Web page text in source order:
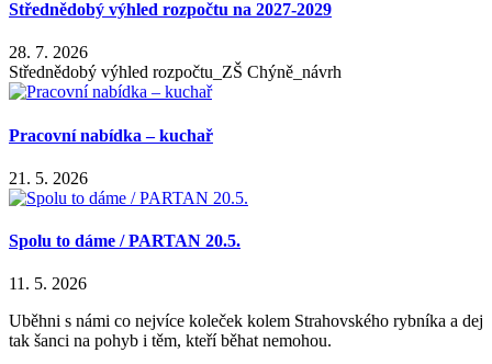
Střednědobý výhled rozpočtu na 2027-2029
28. 7. 2026
Střednědobý výhled rozpočtu_ZŠ Chýně_návrh
Pracovní nabídka – kuchař
21. 5. 2026
Spolu to dáme / PARTAN 20.5.
11. 5. 2026
Uběhni s námi co nejvíce koleček kolem Strahovského rybníka a dej
tak šanci na pohyb i těm, kteří běhat nemohou.